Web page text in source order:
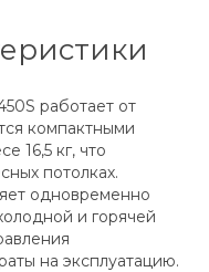
работает от
компактными
16,5 кг, что
потолках.
одновременно
и горячей
на эксплуатацию.